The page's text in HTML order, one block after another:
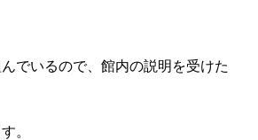
でいるので、館内の説明を受けた
。